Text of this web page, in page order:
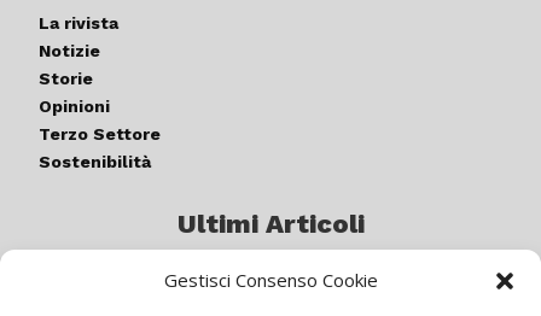
Gestisci Consenso Cookie
La rivista
Notizie
Storie
Opinioni
Terzo Settore
Sostenibilità
Ultimi Articoli
Germogli di luce: al via la quinta